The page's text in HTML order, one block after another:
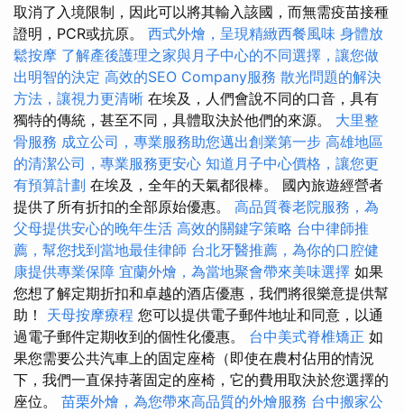
取消了入境限制，因此可以將其輸入該國，而無需疫苗接種
證明，PCR或抗原。 西式外燴，呈現精緻西餐風味 身體放
鬆按摩 了解產後護理之家與月子中心的不同選擇，讓您做
出明智的決定 高效的SEO Company服務 散光問題的解決
方法，讓視力更清晰 在埃及，人們會說不同的口音，具有
獨特的傳統，甚至不同，具體取決於他們的來源。 大里整
骨服務 成立公司，專業服務助您邁出創業第一步 高雄地區
的清潔公司，專業服務更安心 知道月子中心價格，讓您更
有預算計劃 在埃及，全年的天氣都很棒。 國內旅遊經營者
提供了所有折扣的全部原始優惠。 高品質養老院服務，為
父母提供安心的晚年生活 高效的關鍵字策略 台中律師推
薦，幫您找到當地最佳律師 台北牙醫推薦，為你的口腔健
康提供專業保障 宜蘭外燴，為當地聚會帶來美味選擇 如果
您想了解定期折扣和卓越的酒店優惠，我們將很樂意提供幫
助！ 天母按摩療程 您可以提供電子郵件地址和同意，以通
過電子郵件定期收到的個性化優惠。 台中美式脊椎矯正 如
果您需要公共汽車上的固定座椅（即使在農村佔用的情況
下，我們一直保持著固定的座椅，它的費用取決於您選擇的
座位。 苗栗外燴，為您帶來高品質的外燴服務 台中搬家公